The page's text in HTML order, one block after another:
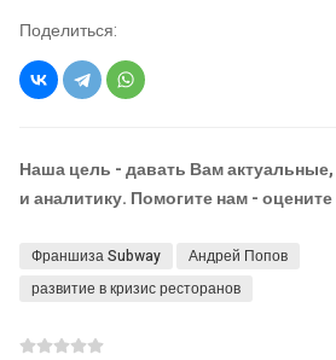
Поделиться:
Наша цель - давать Вам
и аналитику. Помогите нам -
Франшиза Subway
Андрей Попов
развитие в кризис ресторанов